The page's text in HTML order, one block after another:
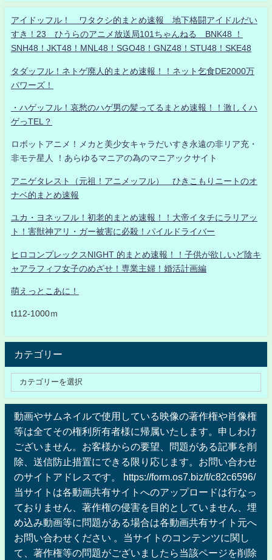
アイドッフル！ ワタクシ的まとめ速報 地下格闘アイドルだい
すき！23 ひうらのアニメ放送局101ちゃんねる BNK48 ！
SNH48！JKT48！MNL48！SGO48！GNZ48！STU48！SKE48
タダッフル！ネトゲ廃人的まとめ速報！！ネット乞食DE2000万
パワーズ！
・ハゲッフル！哀愁のハゲ男の髪ってるまとめ速報！！激しくハ
ゲっTEL？
ロボットアニメ！メカと美少女キャラだいすき永遠の非リア充・
非モテ星人 ！あらゆるマニアの為のマニアックサイト
アニゲタレスト（元祖！アニメッフル） ひきこもりニートのオ
ナベ的まとめ速報
ユカ・ヨネッフル！初老的まとめ速報！！大帝イタチにラリアッ
ト！害獣神アリ・ガー被害に必殺！パイルドライバー
ヒロコンプレックスNIGHT 的まとめ速報！！子供が欲しいど陰キ
ャアラフィフ女子のめざせ！専業主婦！婚活計画編
萌えっとこあに！
t112-1000ｍ
カテゴリー
動画やサムネイルで使用している映像の著作権や肖像権
等は全てその権利所有者様に帰属いたします。申しわけ
ございません。お客様からの要望、問題がある記事を削
除、送信防止措置にできる限り応じます。お問い合わせ
のサイトアドレスです。 https://form.os7.biz/f/c82c6596/
当サイトは各動画共有サイトへのアップロードは行なっ
ておりません、著作権の侵害を目的としていません、埋
め込み動画等に問題がある場合は各動画共有サイト元へ
お問い合わせください 。当サイトのコンテンツに関し
て、著作権等の問題がございましたら当該ページを削除